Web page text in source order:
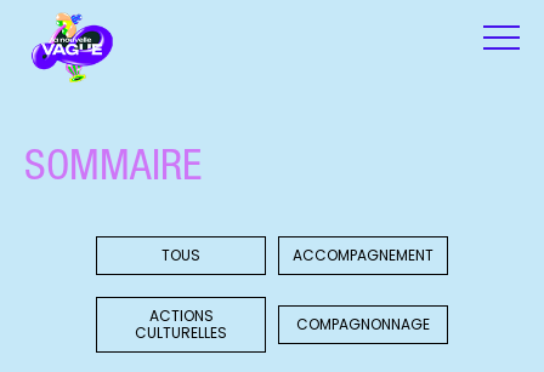
SOMMAIRE
TOUS ACCOMPAGNEMENT
ACTIONS
CULTURELLES
COMPAGNONNAGE